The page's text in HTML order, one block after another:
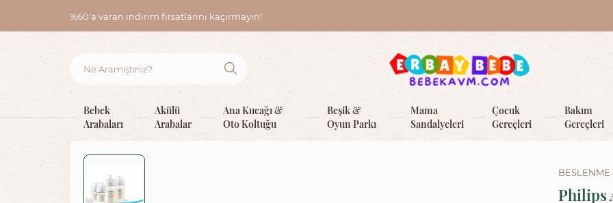
%60'a varan indirim fırsatlarını kaçırmayın!
Bebek
Arabaları
Akülü
Arabalar
Ana Kucağı &
Oto Koltuğu
Beşik &
Oyun Parkı
Mama
Sandalyeleri
Çocuk
Gereçleri
Bakım
Gereçleri
BESLENME
Philips